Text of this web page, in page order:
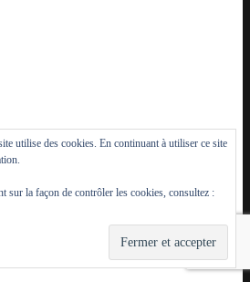
utilise des cookies. En continuant à utiliser ce site
sur la façon de contrôler les cookies, consultez :